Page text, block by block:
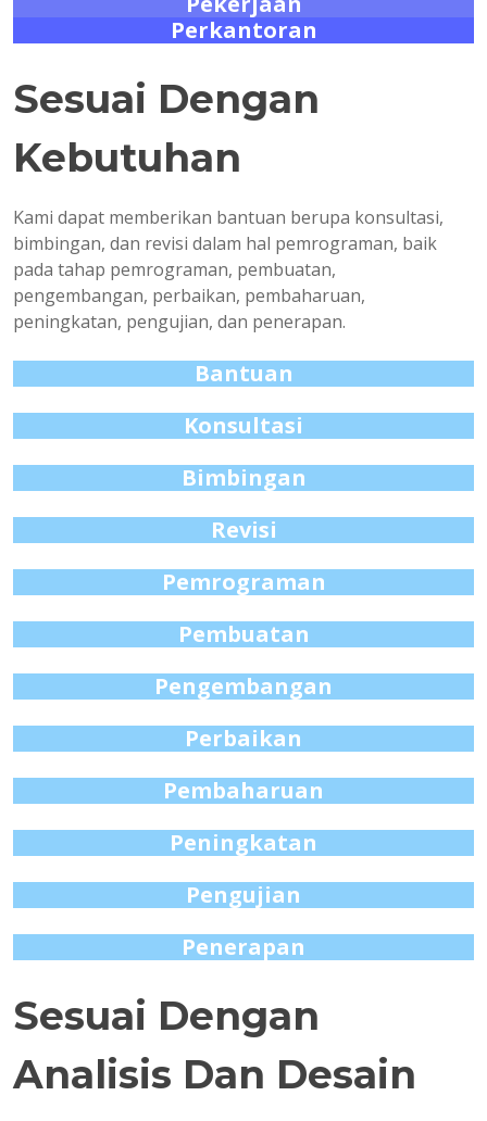
Perkantoran
Sesuai Dengan
Kebutuhan
Kami dapat memberikan bantuan berupa konsultasi,
bimbingan, dan revisi dalam hal pemrograman, baik
pada tahap pemrograman, pembuatan,
pengembangan, perbaikan, pembaharuan,
peningkatan, pengujian, dan penerapan.
Bantuan
Konsultasi
Bimbingan
Revisi
Pemrograman
Pembuatan
Pengembangan
Perbaikan
Pembaharuan
Peningkatan
Pengujian
Penerapan
Sesuai Dengan
Analisis Dan Desain